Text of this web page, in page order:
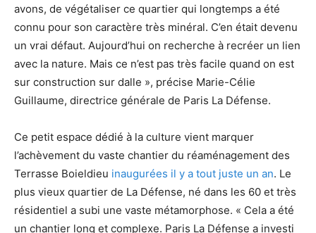
avons, de végétaliser ce quartier qui longtemps a été
connu pour son caractère très minéral. C’en était devenu
un vrai défaut. Aujourd’hui on recherche à recréer un lien
avec la nature. Mais ce n’est pas très facile quand on est
sur construction sur dalle », précise Marie-Célie
Guillaume, directrice générale de Paris La Défense.
Ce petit espace dédié à la culture vient marquer
l’achèvement du vaste chantier du réaménagement des
Terrasse Boieldieu inaugurées il y a tout juste un an. Le
plus vieux quartier de La Défense, né dans les 60 et très
résidentiel a subi une vaste métamorphose. « Cela a été
un chantier long et complexe. Paris La Défense a investi